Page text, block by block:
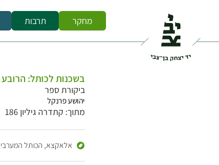
מחקר תרבות
בשכנות לכותל: הרובע
ביקורת ספר
יהושע פרנקל
מתוך: קתדרה גיליון 186
אלאקצא, הכותל